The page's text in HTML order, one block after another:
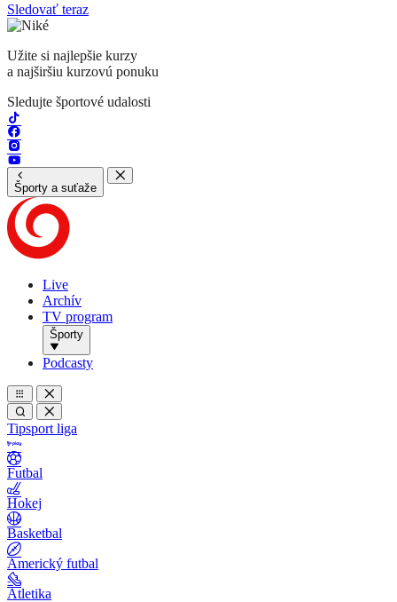
Sledovať teraz
Užite si najlepšie kurzy
a najširšiu kurzovú ponuku
Sledujte športové udalosti
Športy a suťaže
Live
Archív
TV program
Športy
Podcasty
Tipsport liga
Futbal
Hokej
Basketbal
Americký futbal
Atletika